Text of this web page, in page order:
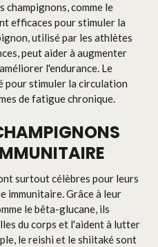
comme le
efficaces pour stimuler la
utilisé par les athlètes
peut aider à augmenter
l'endurance. Le
pour stimuler la circulation
de fatigue chronique.
surtout célèbres pour leurs
immunitaire. Grâce à leur
le bêta-glucane, ils
du corps et l'aident à lutter
le reishi et le shiitaké sont